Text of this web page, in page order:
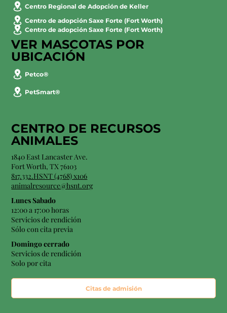
Centro Regional de Adopción de Keller
Centro de adopción Saxe Forte (Fort Worth)
Centro de adopción Saxe Forte (Fort Worth)
VER MASCOTAS POR
UBICACIÓN
Petco®
PetSmart®
CENTRO DE RECURSOS
ANIMALES
1840 East Lancaster Ave.
Fort Worth, TX 76103
817.332.HSNT (4768) x106
animalresource@hsnt.org
Lunes Sabado
12:00 a 17:00 horas
Servicios de rendición
Sólo con cita previa
Domingo cerrado
Servicios de rendición
Solo por cita
Citas de admisión